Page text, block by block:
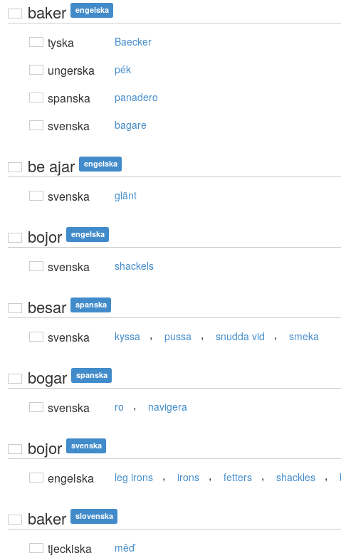
baker engelska
tyska Baecker
ungerska pék
spanska panadero
svenska bagare
be ajar engelska
svenska glänt
bojor engelska
svenska shackels
besar spanska
svenska kyssa , pussa , snudda vid , smeka
bogar spanska
svenska ro , navigera
bojor svenska
engelska leg irons , irons , fetters , shackles ,
baker slovenska
tjeckiska měď